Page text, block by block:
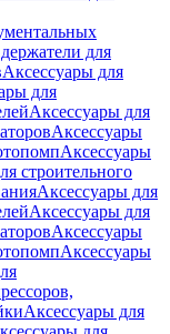
для
Аксессуары для
для
Аксессуары для
Аксессуары
Аксессуары
строительного
Аксессуары для
Аксессуары для
Аксессуары
Аксессуары
Аксессуары для